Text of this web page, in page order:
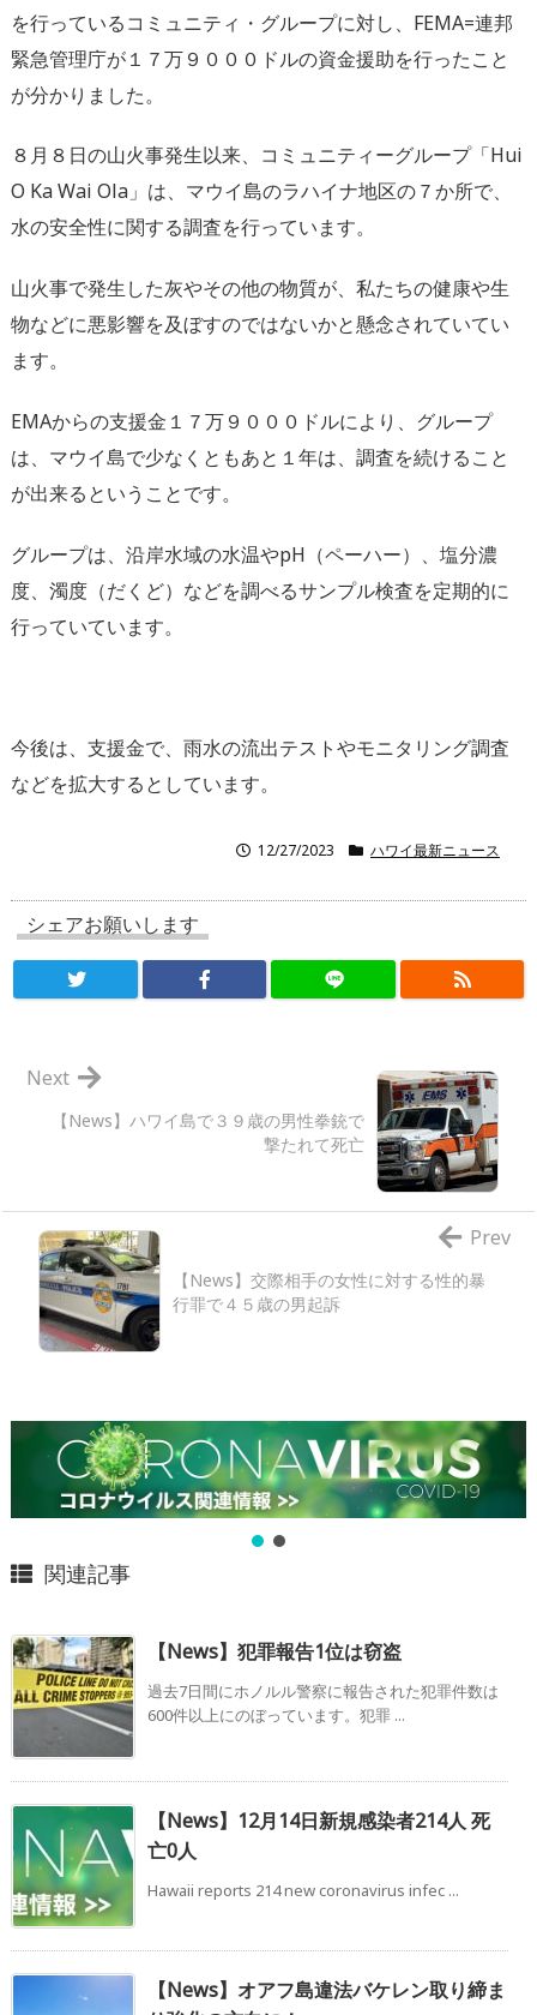
を行っているコミュニティ・グループに対し、FEMA=連邦
緊急管理庁が１７万９０００ドルの資金援助を行ったこと
が分かりました。
８月８日の山火事発生以来、コミュニティーグループ「Hui
O Ka Wai Ola」は、マウイ島のラハイナ地区の７か所で、
水の安全性に関する調査を行っています。
山火事で発生した灰やその他の物質が、私たちの健康や生
物などに悪影響を及ぼすのではないかと懸念されていてい
ます。
EMAからの支援金１７万９０００ドルにより、グループ
は、マウイ島で少なくともあと１年は、調査を続けること
が出来るということです。
グループは、沿岸水域の水温やpH（ペーハー）、塩分濃
度、濁度（だくど）などを調べるサンプル検査を定期的に
行っていています。
今後は、支援金で、雨水の流出テストやモニタリング調査
などを拡大するとしています。
12/27/2023 ハワイ最新ニュース
シェアお願いします
【News】ハワイ島で３９歳の男性拳銃で
撃たれて死亡
Next
【News】交際相手の女性に対する性的暴
行罪で４５歳の男起訴
Prev
関連記事
【News】犯罪報告1位は窃盗
過去7日間にホノルル警察に報告された犯罪件数は
600件以上にのぼっています。犯罪 ...
【News】12月14日新規感染者214人 死
亡0人
Hawaii reports 214 new coronavirus infec ...
【News】オアフ島違法バケレン取り締ま